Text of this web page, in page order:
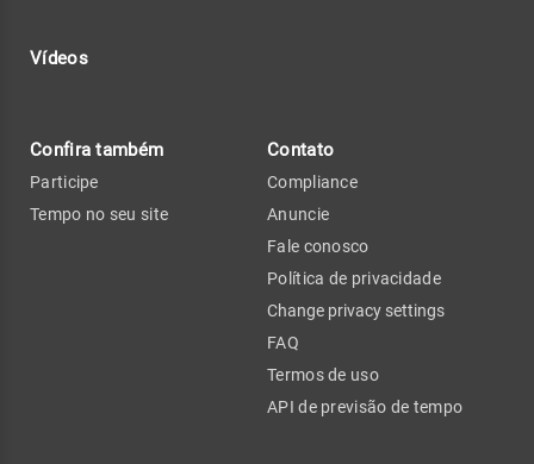
Vídeos
Confira também
Participe
Tempo no seu site
Contato
Compliance
Anuncie
Fale conosco
Política de privacidade
Change privacy settings
FAQ
Termos de uso
API de previsão de tempo